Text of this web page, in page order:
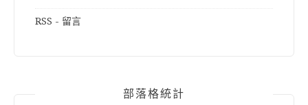
RSS - 留言
部落格統計